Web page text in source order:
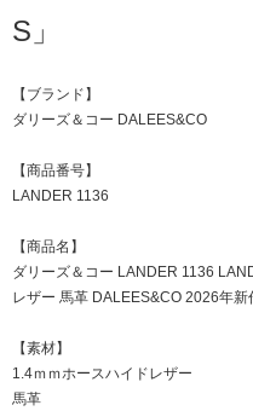
S」
【ブランド】
ダリーズ＆コー DALEES&CO
【商品番号】
LANDER 1136
【商品名】
ダリーズ＆コー LANDER 1136
レザー 馬革 DALEES&CO 2026年新
【素材】
1.4ｍｍホースハイドレザー
馬革